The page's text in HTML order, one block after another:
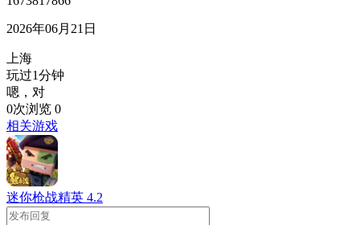
2026年06月21日
上海
玩过1分钟
嗯，对
0次浏览 0
相关游戏
迷你枪战精英 4.2